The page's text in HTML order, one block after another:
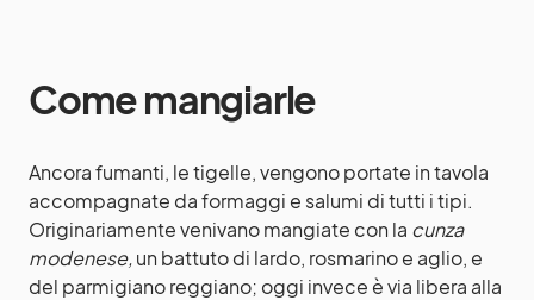
Come mangiarle
Ancora fumanti, le tigelle, vengono portate in tavola
accompagnate da formaggi e salumi di tutti i tipi.
Originariamente venivano mangiate con la cunza
modenese,un battuto di lardo, rosmarino e aglio, e
del parmigiano reggiano; oggi invece è via libera alla